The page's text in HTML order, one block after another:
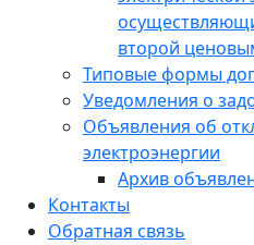
второй
Типовые формы
Уведомления о
Объявления об
электроэнергии
Архив
Контакты
Обратная связь